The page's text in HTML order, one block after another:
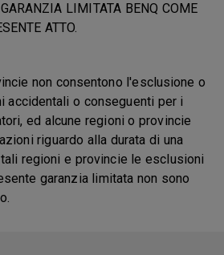
LIMITATA BENQ COME
ATTO.
non consentono l'esclusione o
accidentali o conseguenti per i
ed alcune regioni o provincie
riguardo alla durata di una
regioni e provincie le esclusioni
garanzia limitata non sono